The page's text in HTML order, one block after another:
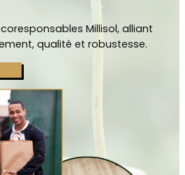
Millisol, alliant
qualité et robustesse.